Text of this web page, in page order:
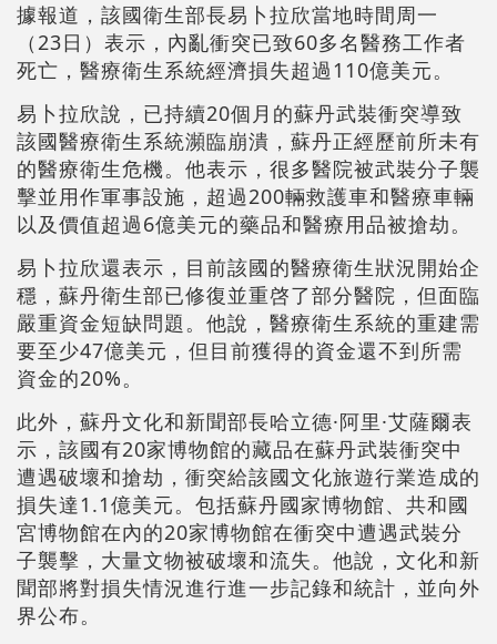
據報道，該國衛生部長易卜拉欣當地時間周一
（23日）表示，內亂衝突已致60多名醫務工作者
死亡，醫療衛生系統經濟損失超過110億美元。
易卜拉欣說，已持續20個月的蘇丹武裝衝突導致
該國醫療衛生系統瀕臨崩潰，蘇丹正經歷前所未有
的醫療衛生危機。他表示，很多醫院被武裝分子襲
擊並用作軍事設施，超過200輛救護車和醫療車輛
以及價值超過6億美元的藥品和醫療用品被搶劫。
易卜拉欣還表示，目前該國的醫療衛生狀況開始企
穩，蘇丹衛生部已修復並重啓了部分醫院，但面臨
嚴重資金短缺問題。他說，醫療衛生系統的重建需
要至少47億美元，但目前獲得的資金還不到所需
資金的20%。
此外，蘇丹文化和新聞部長哈立德·阿里·艾薩爾表
示，該國有20家博物館的藏品在蘇丹武裝衝突中
遭遇破壞和搶劫，衝突給該國文化旅遊行業造成的
損失達1.1億美元。包括蘇丹國家博物館、共和國
宮博物館在內的20家博物館在衝突中遭遇武裝分
子襲擊，大量文物被破壞和流失。他說，文化和新
聞部將對損失情況進行進一步記錄和統計，並向外
界公布。